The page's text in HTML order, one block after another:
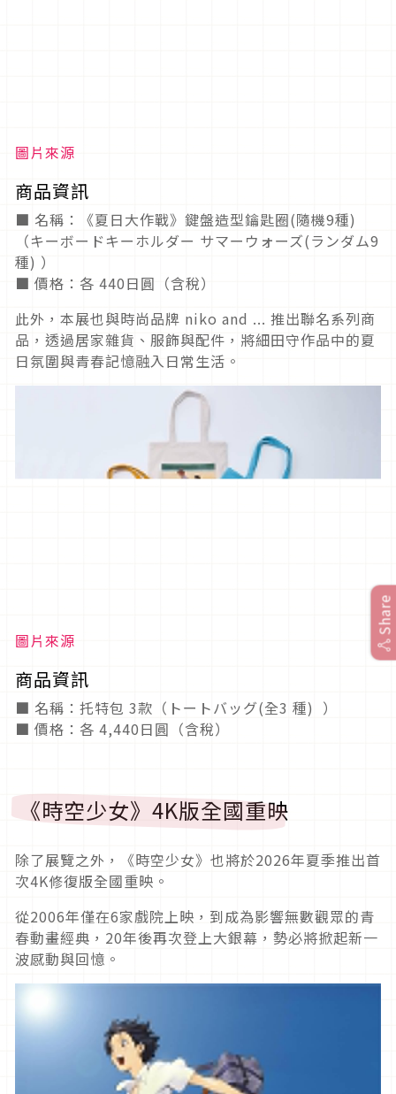
圖片來源
商品資訊
■ 名稱：《夏日大作戰》鍵盤造型鑰匙圈(隨機9種)
（キーボードキーホルダー サマーウォーズ(ランダム9
種) ）
■ 價格：各 440日圓（含稅）
此外，本展也與時尚品牌 niko and ... 推出聯名系列商
品，透過居家雜貨、服飾與配件，將細田守作品中的夏
日氛圍與青春記憶融入日常生活。
圖片來源
商品資訊
■ 名稱：托特包 3款（トートバッグ(全3 種) ）
■ 價格：各 4,440日圓（含稅）
《時空少女》4K版全國重映
除了展覽之外，《時空少女》也將於2026年夏季推出首
次4K修復版全國重映。
從2006年僅在6家戲院上映，到成為影響無數觀眾的青
春動畫經典，20年後再次登上大銀幕，勢必將掀起新一
波感動與回憶。
Share